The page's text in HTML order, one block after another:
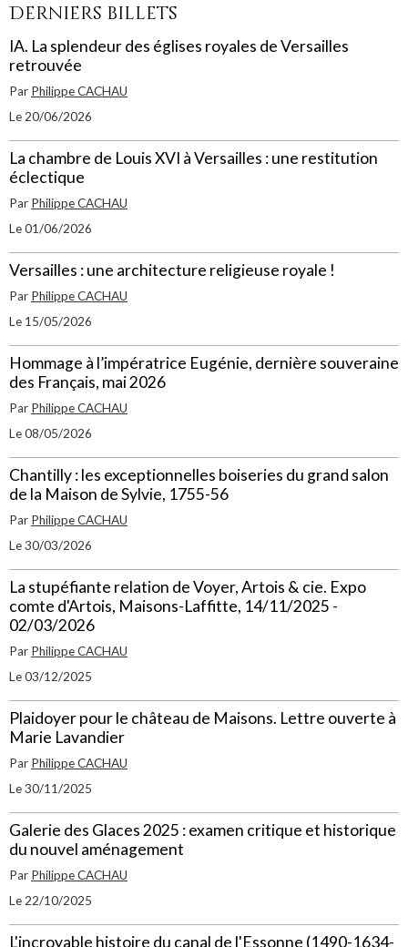
Derniers billets
IA. La splendeur des églises royales de Versailles
retrouvée
Par Philippe CACHAU
Le 20/06/2026
La chambre de Louis XVI à Versailles : une restitution
éclectique
Par Philippe CACHAU
Le 01/06/2026
Versailles : une architecture religieuse royale !
Par Philippe CACHAU
Le 15/05/2026
Hommage à l’impératrice Eugénie, dernière souveraine
des Français, mai 2026
Par Philippe CACHAU
Le 08/05/2026
Chantilly : les exceptionnelles boiseries du grand salon
de la Maison de Sylvie, 1755-56
Par Philippe CACHAU
Le 30/03/2026
La stupéfiante relation de Voyer, Artois & cie. Expo
comte d'Artois, Maisons-Laffitte, 14/11/2025 -
02/03/2026
Par Philippe CACHAU
Le 03/12/2025
Plaidoyer pour le château de Maisons. Lettre ouverte à
Marie Lavandier
Par Philippe CACHAU
Le 30/11/2025
Galerie des Glaces 2025 : examen critique et historique
du nouvel aménagement
Par Philippe CACHAU
Le 22/10/2025
L'incroyable histoire du canal de l'Essonne (1490-1634-